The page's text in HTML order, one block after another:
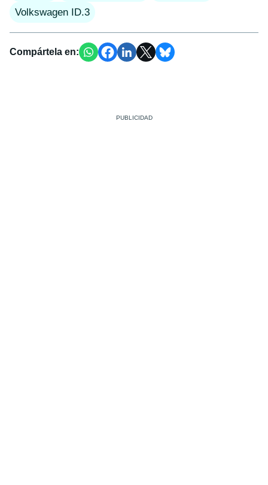
Volkswagen ID.3
Compártela en: